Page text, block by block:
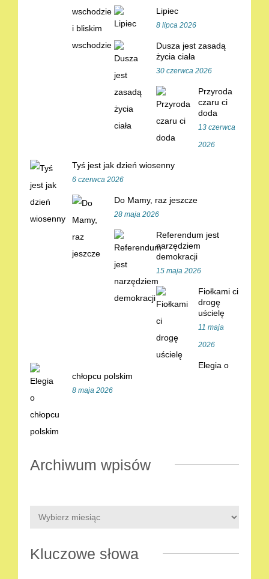
Lipiec
8 lipca 2026
Dusza jest zasadą
życia ciała
30 czerwca 2026
Przyroda
czaru ci
doda
13 czerwca
2026
Tyś jest jak dzień wiosenny
6 czerwca 2026
Do Mamy, raz jeszcze
28 maja 2026
Referendum jest
narzędziem
demokracji
15 maja 2026
Fiołkami ci
drogę
uścielę
11 maja
2026
Elegia o
chłopcu polskim
8 maja 2026
Archiwum wpisów
Kluczowe słowa